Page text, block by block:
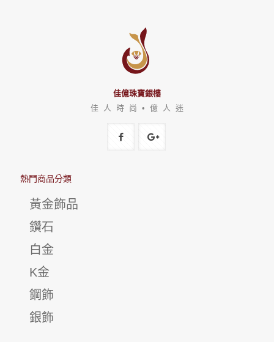
佳億珠寶銀樓
佳 人 時 尚 • 億 人 迷
熱門商品分類
黃金飾品
鑽石
白金
K金
鋼飾
銀飾